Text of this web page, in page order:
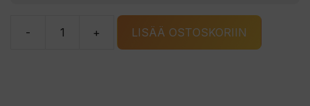
-
Mora
+ LISÄÄ OSTOSKORIIN